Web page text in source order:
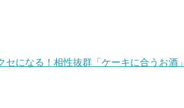
セになる！相性抜群「ケーキに合うお酒